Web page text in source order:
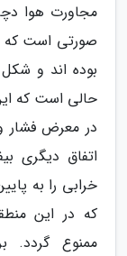
مجاورت هوا
صورتی است که
بوده اند و شکل
حالی است که
در معرض فشار
اتفاق دیگری
خرابی را به
که در این
ممنوع گردد.